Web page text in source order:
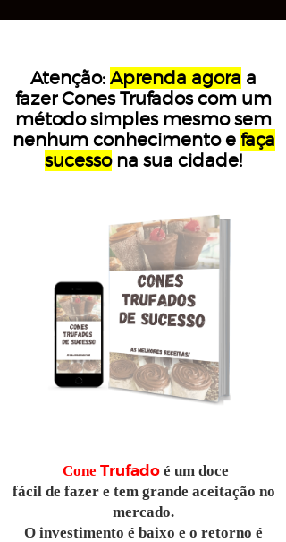
Atenção:Aprenda agora a
fazer Cones Trufados com um
método simples mesmo sem
nenhum conhecimento e faça
sucessona sua cidade!
Cone Trufado é um doce
fácil de fazer e tem grande aceitação no
mercado.
O investimento é baixo e o retorno é